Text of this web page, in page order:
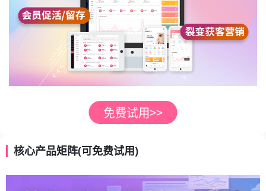
核心产品矩阵(可免费试用)